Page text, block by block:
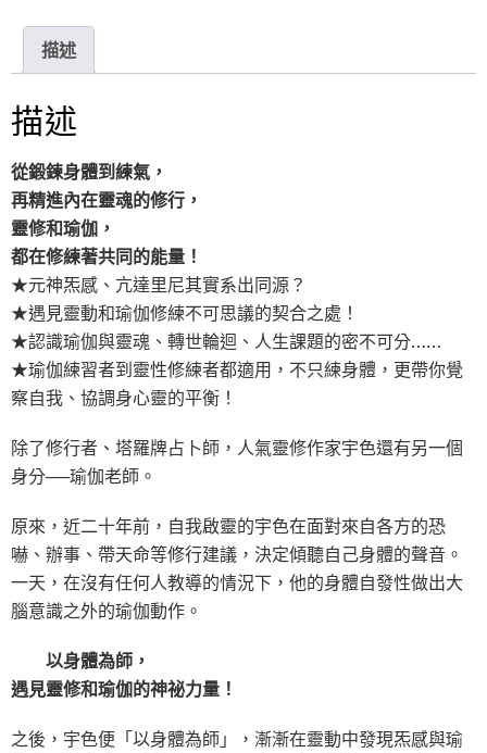
e
e
b
o
k
描述
描述
從鍛鍊身體到練氣，
再精進內在靈魂的修行，
靈修和瑜伽，
都在修練著共同的能量！
★元神炁感、亢達里尼其實系出同源？
★遇見靈動和瑜伽修練不可思議的契合之處！
★認識瑜伽與靈魂、轉世輪迴、人生課題的密不可分……
★瑜伽練習者到靈性修練者都適用，不只練身體，更帶你覺
察自我、協調身心靈的平衡！
除了修行者、塔羅牌占卜師，人氣靈修作家宇色還有另一個
身分──瑜伽老師。
原來，近二十年前，自我啟靈的宇色在面對來自各方的恐
嚇、辦事、帶天命等修行建議，決定傾聽自己身體的聲音。
一天，在沒有任何人教導的情況下，他的身體自發性做出大
腦意識之外的瑜伽動作。
以身體為師，
遇見靈修和瑜伽的神祕力量！
之後，宇色便「以身體為師」，漸漸在靈動中發現炁感與瑜